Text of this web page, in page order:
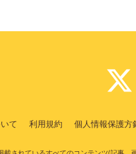
て 利用規約 個人情報保護方